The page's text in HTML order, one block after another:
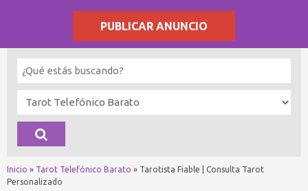
PUBLICAR ANUNCIO
Inicio » Tarot Telefónico Barato » Tarotista Fiable | Consulta Tarot
Personalizado